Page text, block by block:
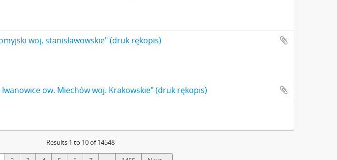
woj. stanisławowskie" (druk rękopis)
ow. Miechów woj. Krakowskie" (druk rękopis)
Results 1 to 10 of 14548